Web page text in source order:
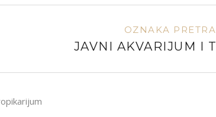
OZNAKA
JAVNI AKVARIJUM I